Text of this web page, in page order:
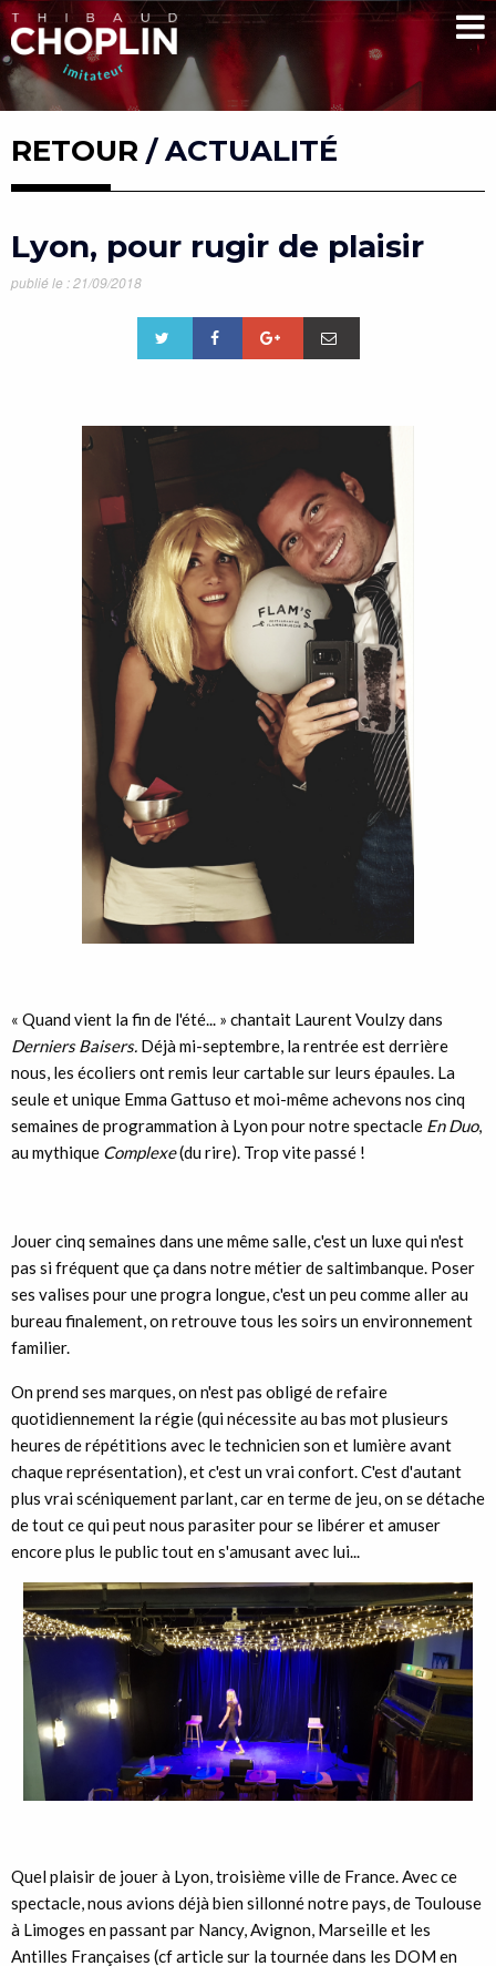
RETOUR / ACTUALITÉ
Lyon, pour rugir de plaisir
publié le : 21/09/2018
« Quand vient la fin de l'été... » chantait Laurent Voulzy dans
Derniers Baisers. Déjà mi-septembre, la rentrée est derrière
nous, les écoliers ont remis leur cartable sur leurs épaules. La
seule et unique Emma Gattuso et moi-même achevons nos cinq
semaines de programmation à Lyon pour notre spectacle En Duo,
au mythique Complexe(du rire). Trop vite passé !
Jouer cinq semaines dans une même salle, c'est un luxe qui n'est
pas si fréquent que ça dans notre métier de saltimbanque. Poser
ses valises pour une progra longue, c'est un peu comme aller au
bureau finalement, on retrouve tous les soirs un environnement
familier.
On prend ses marques, on n'est pas obligé de refaire
quotidiennement la régie (qui nécessite au bas mot plusieurs
heures de répétitions avec le technicien son et lumière avant
chaque représentation), et c'est un vrai confort. C'est d'autant
plus vrai scéniquement parlant, car en terme de jeu, on se détache
de tout ce qui peut nous parasiter pour se libérer et amuser
encore plus le public tout en s'amusant avec lui...
Quel plaisir de jouer à Lyon, troisième ville de France. Avec ce
spectacle, nous avions déjà bien sillonné notre pays, de Toulouse
à Limoges en passant par Nancy, Avignon, Marseille et les
Antilles Françaises (cf article sur la tournée dans les DOM en